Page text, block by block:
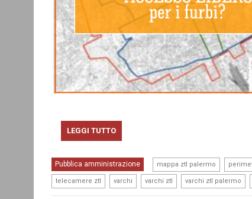
LEGGI TUTTO
Pubblica amministrazione mappa ztl palermo
telecamere ztl varchi varchi ztl varchi ztl palermo